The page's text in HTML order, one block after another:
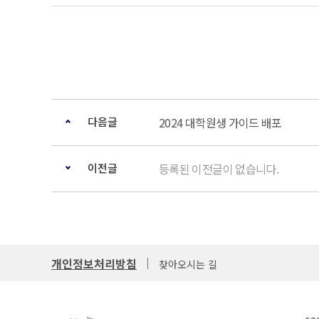
다음글 2024 대학원생 가이드 배포
이전글 등록된 이전글이 없습니다.
개인정보처리방침 찾아오시는 길